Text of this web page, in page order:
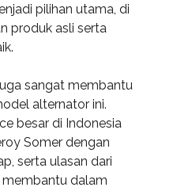
pilihan utama, di
produk asli serta
sangat membantu
alternator ini.
besar di Indonesia
Somer dengan
serta ulasan dari
dalam